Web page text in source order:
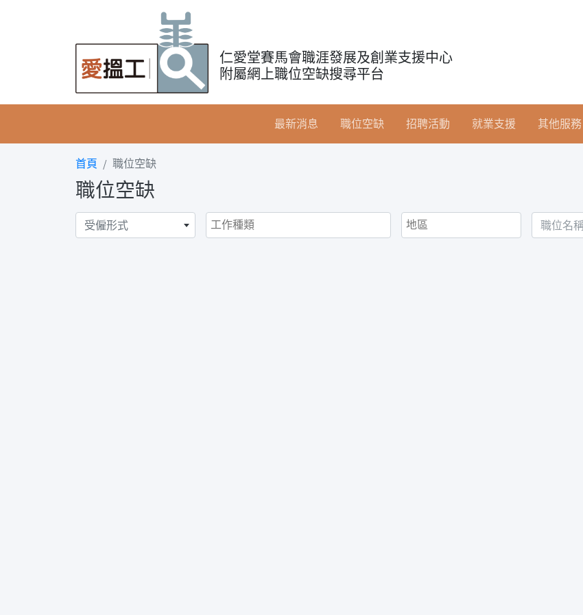
仁愛堂賽馬會職涯發展及創業支援中心
附屬網上職位空缺搜尋平台
最新消息 職位空缺 招聘活動 就業支援 其他服務
首頁 職位空缺
職位空缺
受僱形式